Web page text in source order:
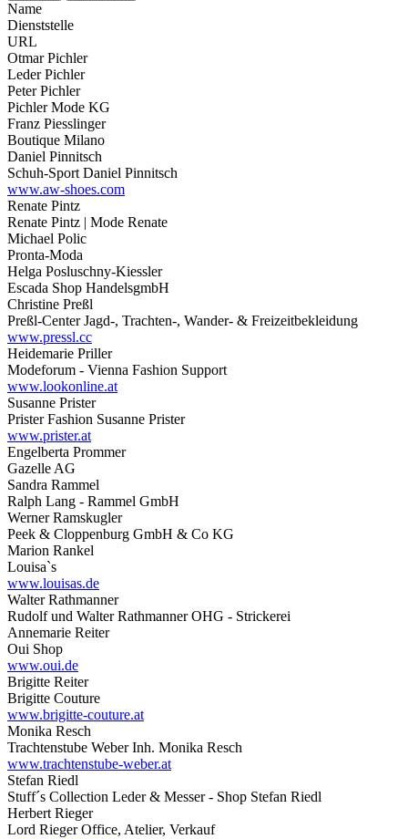
Name
Dienststelle
URL
Otmar Pichler
Leder Pichler
Peter Pichler
Pichler Mode KG
Franz Piesslinger
Boutique Milano
Daniel Pinnitsch
Schuh-Sport Daniel Pinnitsch
www.aw-shoes.com
Renate Pintz
Renate Pintz | Mode Renate
Michael Polic
Pronta-Moda
Helga Posluschny-Kiessler
Escada Shop HandelsgmbH
Christine Preßl
Preßl-Center Jagd-, Trachten-, Wander- & Freizeitbekleidung
www.pressl.cc
Heidemarie Priller
Modeforum - Vienna Fashion Support
www.lookonline.at
Susanne Prister
Prister Fashion Susanne Prister
www.prister.at
Engelberta Prommer
Gazelle AG
Sandra Rammel
Ralph Lang - Rammel GmbH
Werner Ramskugler
Peek & Cloppenburg GmbH & Co KG
Marion Rankel
Louisa`s
www.louisas.de
Walter Rathmanner
Rudolf und Walter Rathmanner OHG - Strickerei
Annemarie Reiter
Oui Shop
www.oui.de
Brigitte Reiter
Brigitte Couture
www.brigitte-couture.at
Monika Resch
Trachtenstube Weber Inh. Monika Resch
www.trachtenstube-weber.at
Stefan Riedl
Stuff´s Collection Leder & Messer - Shop Stefan Riedl
Herbert Rieger
Lord Rieger Office, Atelier, Verkauf